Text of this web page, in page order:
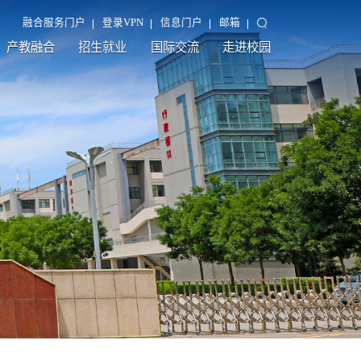
融合服务门户 登录VPN 信息门户 邮箱
产教融合 招生就业 国际交流 走进校园